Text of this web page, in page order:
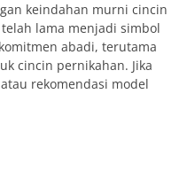
keindahan murni cincin
lama menjadi simbol
abadi, terutama
cincin pernikahan. Jika
rekomendasi model